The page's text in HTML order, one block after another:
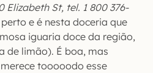
Elizabeth St, tel. 1 800 376-
e é nesta doceria que
iguaria doce da região,
de limão). É boa, mas
tooooodo esse